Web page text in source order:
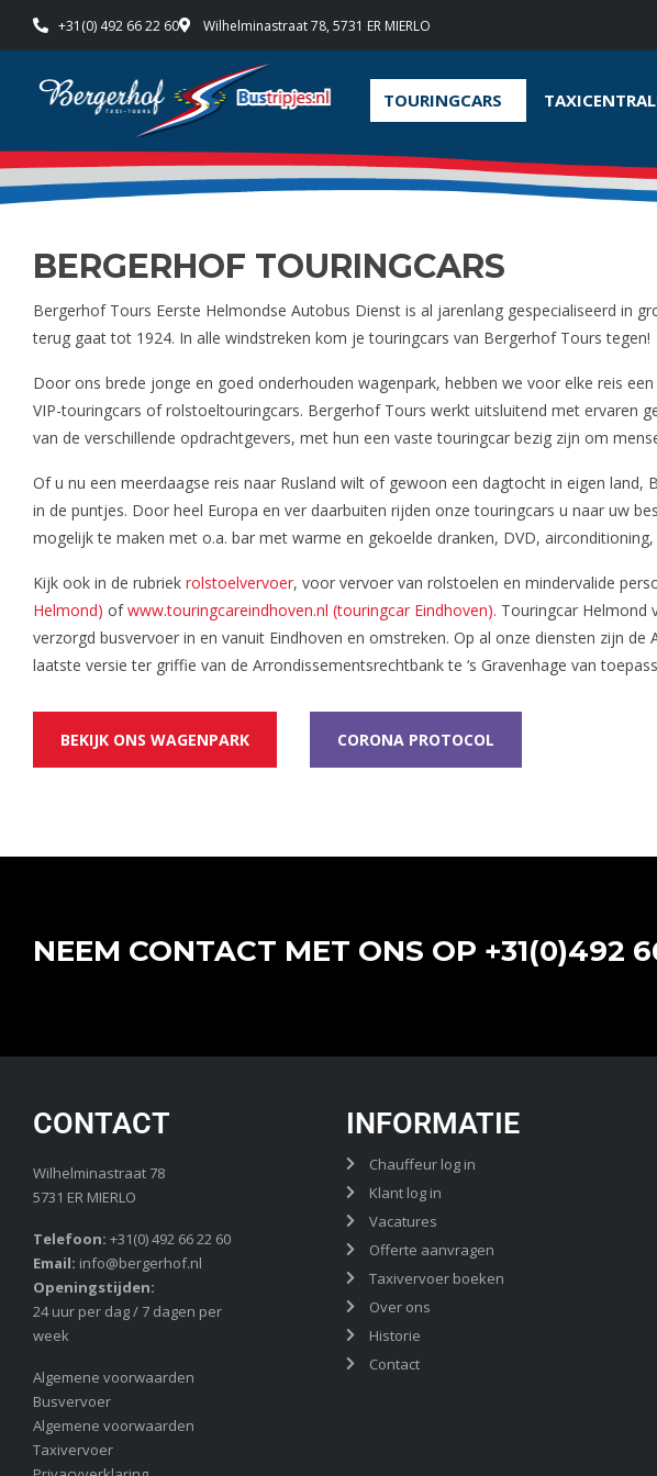
+31(0) 492 66 22 60 Wilhelminastraat 78, 5731 ER MIERLO
TOURINGCARS
BERGERHOF TOURINGCARS
Bergerhof Tours Eerste Helmondse Autobus Dienst is al jarenlang gespecialiseerd in
terug gaat tot 1924. In alle windstreken kom je touringcars van Bergerhof Tours tegen!
Door ons brede jonge en goed onderhouden wagenpark, hebben we voor elke reis
VIP-touringcars of rolstoeltouringcars. Bergerhof Tours werkt uitsluitend met ervaren
van de verschillende opdrachtgevers, met hun een vaste touringcar bezig zijn om
Of u nu een meerdaagse reis naar Rusland wilt of gewoon een dagtocht in eigen
in de puntjes. Door heel Europa en ver daarbuiten rijden onze touringcars u naar uw
mogelijk te maken met o.a. bar met warme en gekoelde dranken, DVD,
Kijk ook in de rubriek rolstoelvervoer, voor vervoer van rolstoelen en mindervalide
Helmond) ofwww.touringcareindhoven.nl (touringcar Eindhoven). Touringcar Helmond
verzorgd busvervoer in en vanuit Eindhoven en omstreken. Op al onze diensten zijn
laatste versie ter griffie van de Arrondissementsrechtbank te ‘s Gravenhage van
BEKIJK ONS WAGENPARK CORONA PROTOCOL
NEEM CONTACT MET ONS OP +31(0)492
CONTACT
Wilhelminastraat 78
5731 ER MIERLO
Telefoon: +31(0) 492 66 22 60
Email: info@bergerhof.nl
Openingstijden:
24 uur per dag / 7 dagen per
week
Algemene voorwaarden
Busvervoer
Algemene voorwaarden
Taxivervoer
INFORMATIE
Chauffeur log in
Klant log in
Vacatures
Offerte aanvragen
Taxivervoer boeken
Over ons
Historie
Contact